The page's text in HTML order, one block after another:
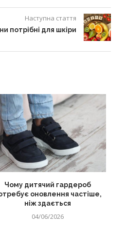
Наступна стаття
потрібні для шкіри
Чому дитячий гардероб
оновлення частіше,
ніж здається
04/06/2026